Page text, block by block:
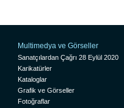
Multimedya ve Görseller
Sanatçılardan Çağrı 28 Eylül 2020
Karikatürler
Kataloglar
Grafik ve Görseller
Fotoğraflar